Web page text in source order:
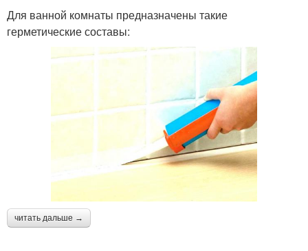
Для ванной комнаты предназначены такие
герметические составы:
читать дальше →